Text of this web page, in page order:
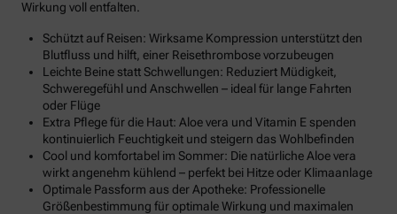
Wirkung voll entfalten.
Schützt auf Reisen: Wirksame Kompression unterstützt den
Blutfluss und hilft, einer Reisethrombose vorzubeugen
Leichte Beine statt Schwellungen: Reduziert Müdigkeit,
Schweregefühl und Anschwellen – ideal für lange Fahrten
oder Flüge
Extra Pflege für die Haut: Aloe vera und Vitamin E spenden
kontinuierlich Feuchtigkeit und steigern das Wohlbefinden
Cool und komfortabel im Sommer: Die natürliche Aloe vera
wirkt angenehm kühlend – perfekt bei Hitze oder Klimaanlage
Optimale Passform aus der Apotheke: Professionelle
Größenbestimmung für optimale Wirkung und maximalen